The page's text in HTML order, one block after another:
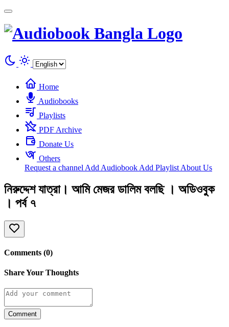
Home
Audiobooks
Playlists
PDF Archive
Donate Us
Others
Request a channel Add Audiobook Add Playlist About Us
নিরুদ্দেশ যাত্রা। আমি মেজর ডালিম বলছি । অডিওবুক
। পর্ব ৭
Comments (0)
Share Your Thoughts
Comment